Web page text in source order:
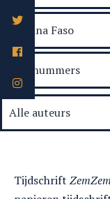
Tijdschrift ZemZem